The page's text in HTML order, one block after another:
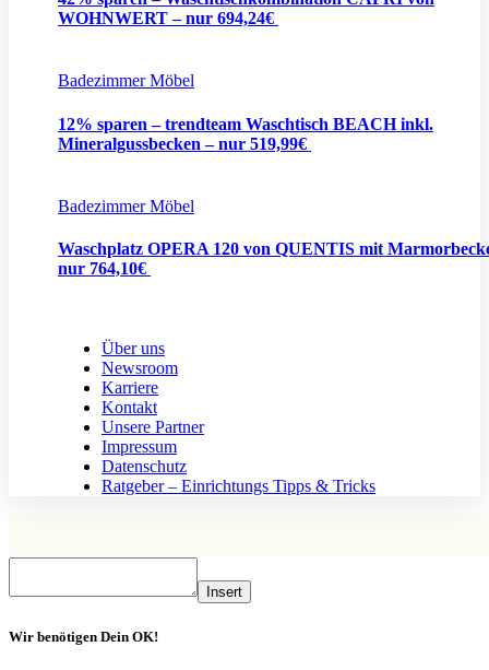
WOHNWERT – nur 694,24€
Badezimmer Möbel
12% sparen – trendteam Waschtisch BEACH inkl.
Mineralgussbecken – nur 519,99€
Badezimmer Möbel
Waschplatz OPERA 120 von QUENTIS mit
nur 764,10€
Über uns
Newsroom
Karriere
Kontakt
Unsere Partner
Impressum
Datenschutz
Ratgeber – Einrichtungs Tipps & Tricks
Insert
Wir benötigen Dein OK!